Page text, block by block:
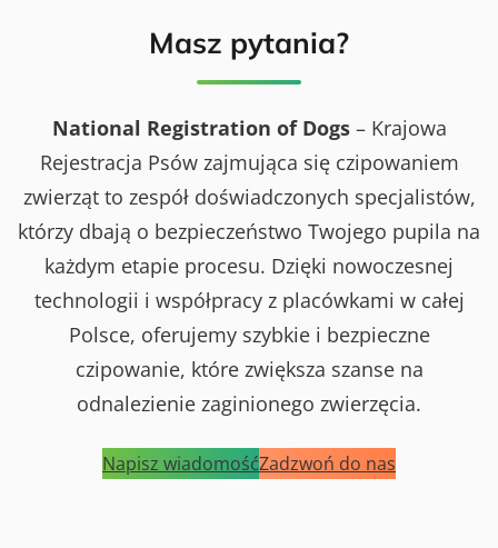
Masz pytania?
National Registration of Dogs– Krajowa
Rejestracja Psów zajmująca się czipowaniem
zwierząt to zespół doświadczonych specjalistów,
którzy dbają o bezpieczeństwo Twojego pupila na
każdym etapie procesu. Dzięki nowoczesnej
technologii i współpracy z placówkami w całej
Polsce, oferujemy szybkie i bezpieczne
czipowanie, które zwiększa szanse na
odnalezienie zaginionego zwierzęcia.
Napisz wiadomośćZadzwoń do nas